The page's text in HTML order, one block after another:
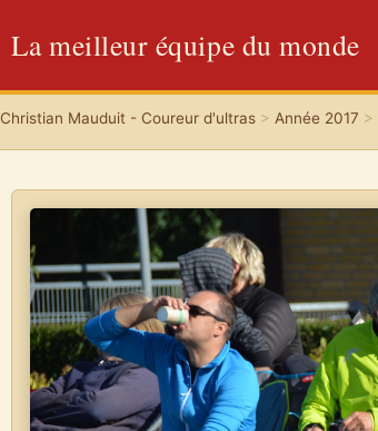
La meilleur équipe du monde
Christian Mauduit - Coureur d'ultras > Année 2017 >